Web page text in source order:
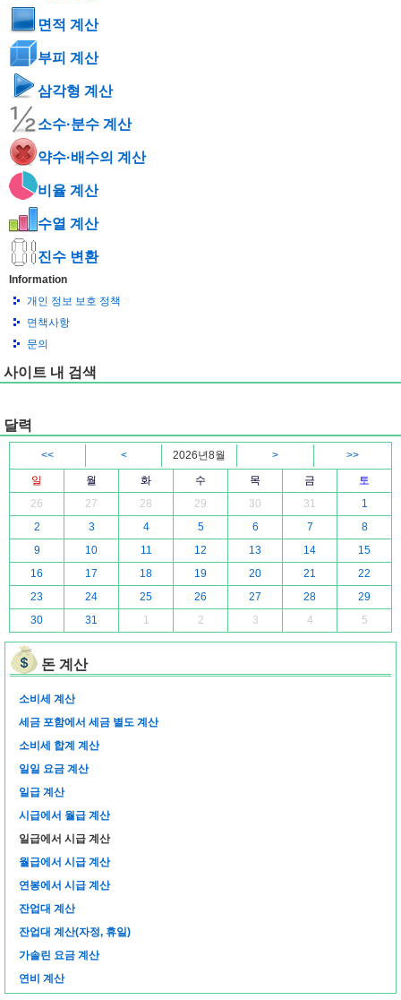
면적 계산
부피 계산
삼각형 계산
소수·분수 계산
약수·배수의 계산
비율 계산
수열 계산
진수 변환
Information
개인 정보 보호 정책
면책사항
문의
사이트 내 검색
달력
<< < 2026년8월 >
>>
일
월 화 수 목 금
토
26
27 28 29 30 31
1
2
3 4 5 6 7
8
9
10 11 12 13 14
15
16
17 18 19 20 21
22
23
24 25 26 27 28
29
30
31 1 2 3 4 5
돈 계산
소비세 계산
세금 포함에서 세금 별도 계산
소비세 합계 계산
일일 요금 계산
일급 계산
시급에서 월급 계산
일급에서 시급 계산
월급에서 시급 계산
연봉에서 시급 계산
잔업대 계산
잔업대 계산(자정, 휴일)
가솔린 요금 계산
연비 계산